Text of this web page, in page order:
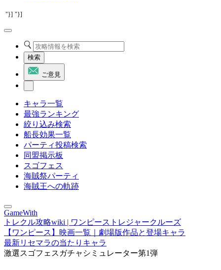
"}] "}]
検索
ご意見
キャラ一覧
最強ランキング
絞り込み検索
船長効果一覧
パーティ投稿検索
同盟掲示板
スゴフェス
海賊祭パーティ
海賊王への軌跡
GameWith
トレクル攻略wiki | ワンピーストレジャークルーズ
【ワンピース】映画一覧｜劇場版作品と登場キャラ
最新リセマラの当たりキャラ
激選スゴフェスガチャシミュレーター第1弾